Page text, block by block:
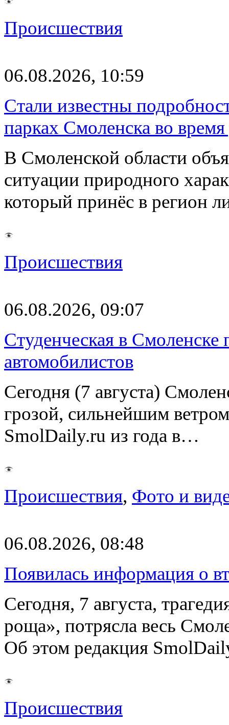
Происшествия
06.08.2026, 10:59
Стали известны
парках Смоленска во
В Смоленской области
ситуации природного
который принёс в регион
Происшествия
06.08.2026, 09:07
Студенческая в Смоленске
автомобилистов
Сегодня (7 августа)
грозой, сильнейшим
SmolDaily.ru из года в…
Происшествия, Фото и
06.08.2026, 08:48
Появилась информация о
Сегодня, 7 августа,
роща», потрясла весь
Об этом редакция
Происшествия